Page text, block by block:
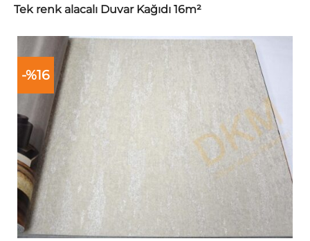
Tek renk alacalı Duvar Kağıdı 16m²
-%16